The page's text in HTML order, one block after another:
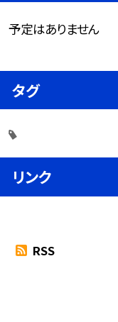
予定はありません
タグ
リンク
RSS